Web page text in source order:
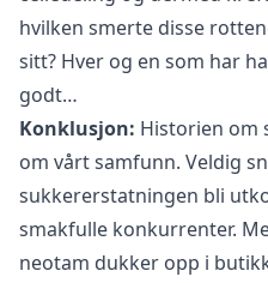
hvilken smerte disse
sitt? Hver og en som har
godt…
Konklusjon: Historien om
om vårt samfunn. Veldig
sukkererstatningen bli
smakfulle konkurrenter.
neotam dukker opp i